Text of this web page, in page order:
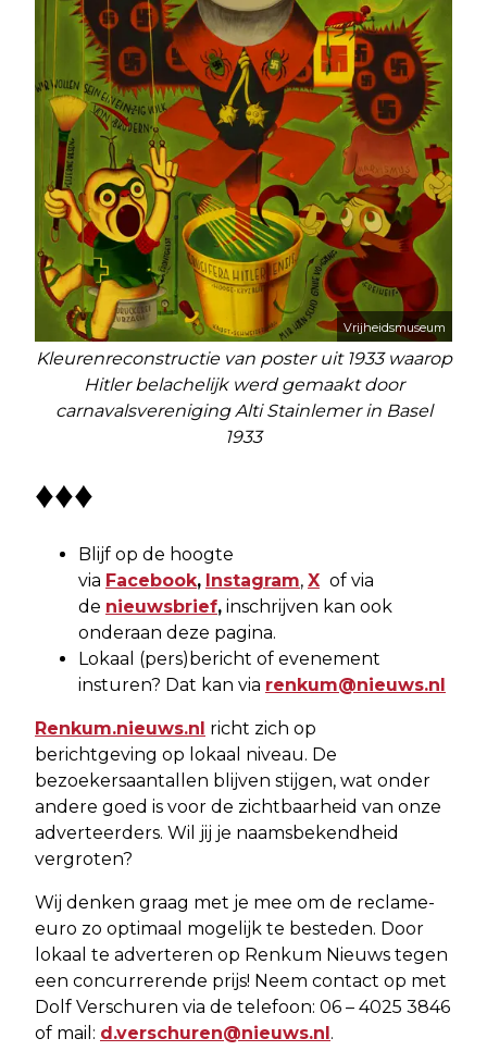
Vrijheidsmuseum
Kleurenreconstructie van poster uit 1933 waarop
Hitler belachelijk werd gemaakt door
carnavalsvereniging Alti Stainlemer in Basel
1933
♦♦♦
Blijf op de hoogte
via Facebook, Instagram, X of via
de nieuwsbrief, inschrijven kan ook
onderaan deze pagina.
Lokaal (pers)bericht of evenement
insturen? Dat kan via renkum@nieuws.nl
Renkum.nieuws.nl richt zich op
berichtgeving op lokaal niveau. De
bezoekersaantallen blijven stijgen, wat onder
andere goed is voor de zichtbaarheid van onze
adverteerders. Wil jij je naamsbekendheid
vergroten?
Wij denken graag met je mee om de reclame-
euro zo optimaal mogelijk te besteden. Door
lokaal te adverteren op Renkum Nieuws tegen
een concurrerende prijs! Neem contact op met
Dolf Verschuren via de telefoon: 06 – 4025 3846
of mail: d.verschuren@nieuws.nl.